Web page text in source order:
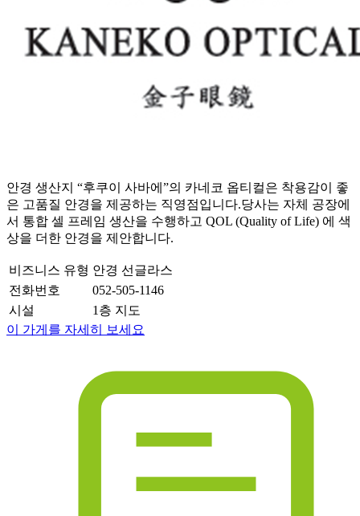
안경 생산지 “후쿠이 사바에”의 카네코 옵티컬은 착용감이 좋
은 고품질 안경을 제공하는 직영점입니다.당사는 자체 공장에
서 통합 셀 프레임 생산을 수행하고 QOL (Quality of Life) 에 색
상을 더한 안경을 제안합니다.
비즈니스 유형 안경 선글라스
전화번호
052-505-1146
시설
1층 지도
이 가게를 자세히 보세요